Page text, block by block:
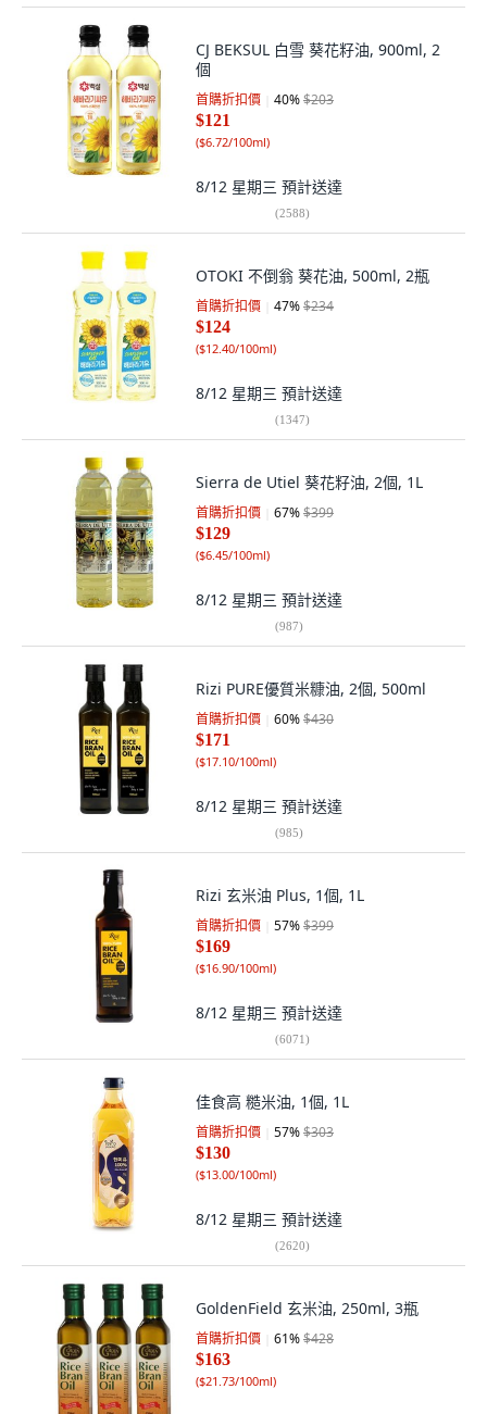
CJ BEKSUL 白雪 葵花籽油, 900ml, 2
個
首購折扣價 40%$203
$121
($6.72/100ml)
8/12 星期三 預計送達
(2588)
OTOKI 不倒翁 葵花油, 500ml, 2瓶
首購折扣價 47%$234
$124
($12.40/100ml)
8/12 星期三 預計送達
(1347)
Sierra de Utiel 葵花籽油, 2個, 1L
首購折扣價 67%$399
$129
($6.45/100ml)
8/12 星期三 預計送達
(987)
Rizi PURE優質米糠油, 2個, 500ml
首購折扣價 60%$430
$171
($17.10/100ml)
8/12 星期三 預計送達
(985)
Rizi 玄米油 Plus, 1個, 1L
首購折扣價 57%$399
$169
($16.90/100ml)
8/12 星期三 預計送達
(6071)
佳食高 糙米油, 1個, 1L
首購折扣價 57%$303
$130
($13.00/100ml)
8/12 星期三 預計送達
(2620)
GoldenField 玄米油, 250ml, 3瓶
首購折扣價 61%$428
$163
($21.73/100ml)